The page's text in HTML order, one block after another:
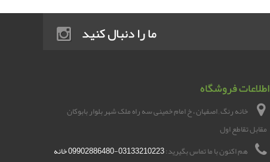
ما را دنبال کنید
اطلاعات فروشگاه
خانه رنگ , اصفهان ، خ امام خمینی سه راه ملک شهر بلوار بابوکان
مقابل تقاطع اول
هم اکنون با ما تماس بگیرید:
03133210223-09902886480 خانه